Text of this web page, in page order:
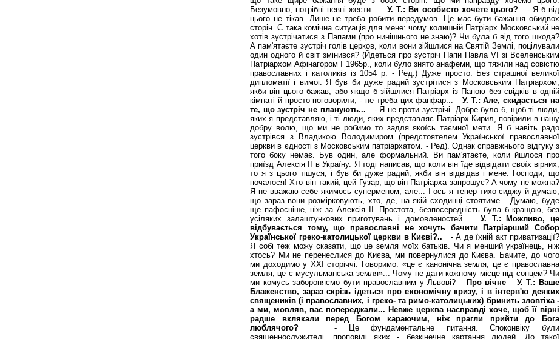
Безумовно, потрібні певні жести...
У. Т.: Ви особисто хочете цього?
- Я б від
цього не тікав. Лише не треба робити передумов. Це має бути бажання обидвох
сторін. Є така комічна ситуація для мене: чому колишній Патріарх Московський не
хотів зустрічатися з Папами (про нинішнього не знаю)? Чи була б від того шкода?
А пам'ятаєте зустріч голів церков, коли вони зійшлися на Святій Землі, поцілували
один одного й світ змінився? (Йдеться про зустріч Папи Павла VI зі Вселенським
Патріархом Афінагором І 1965р., коли було знято анафеми, що тяжіли над совістю
православних і католиків із 1054 р. - Ред.) Дуже просто. Без страшної великої
дипломатії і вимог. Я був би дуже радий зустрітися з Московським Патріархом,
якби він цього бажав, або якщо б зійшлися Патріарх із Папою без свідків в одній
кімнаті й просто поговорили, - не треба цих фанфар... У. Т.: Але, скидається на
те, що зустріч не планують...
- Я не проти зустрічі. Добре було б, щоб ті люди,
яких я представляю, і ті люди, яких представляє Патріарх Кирил, повірили в нашу
добру волю, що ми не робимо то задля якоїсь таємної мети. Я б навіть радо
зустрівся з Владикою Володимиром (предстоятелем Української православної
церкви в єдності з Московським патріархатом. - Ред). Однак справжнього відгуку з
того боку немає. Був один, але формальний. Ви пам'ятаєте, коли йшлося про
приїзд Алексія ІІ в Україну. Я тоді написав, що коли він їде відвідати своїх вірних,
то я з цього тішуся, і був би дуже радий, якби він відвідав і мене. Господи, що
почалося! Хто він такий, цей Гузар, що він Патріарха запрошує? А чому не можна?
Я не вважаю себе якимось суперменом, але... І ось я тепер тихо сиджу й думаю,
що зараз вони розмірковують, хто, де, на якій сходинці стоятиме... Думаю, буде
ще пафосніше, ніж за Алексія ІІ. Простота, безпосередність була б кращою, без
усіляких залаштункових приготувань і домовленостей. У. Т.: Можливо, це
відбувається тому, що православні не хочуть бачити Патріарший Собор
Української греко-католицької церкви в Києві?..
- А де їхній акт приватизації?
Я собі теж можу сказати, що це земля моїх батьків. Чи я менший українець, ніж
хтось? Ми не перенеслися до Києва, ми повернулися до Києва. Бачите, до чого
ми доходимо у ХХІ сторіччі. Говоримо: «це є канонічна земля, це є православна
земля, це є мусульманська земля»... Чому не дати кожному місце під сонцем? Чи
ми комусь забороняємо бути православним у Львові?
Про вічне
У. Т.: Ваше
Блаженство, зараз скрізь ідеться про економічну кризу, і в інтерв'ю деяких
священиків (і православних, і греко- та римо-ка­то­лицьких) бринить зловтіха -
а ми, мовляв, вас попереджали... Невже церква насправді хоче, щоб її вірні
радше вклякали перед Богом караючим, ніж прагли прийти до Бога
люблячого?
- Це фундаментальне питання. Споконвіку були
священнослужителі, проповіді яких - безкінечне картання людей. До такої